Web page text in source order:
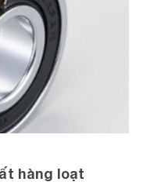
hàng loạt